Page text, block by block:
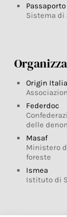
Sistema di
Origin Italia
Federdoc
delle
Masaf
Ministero
foreste
Ismea
Istituto di